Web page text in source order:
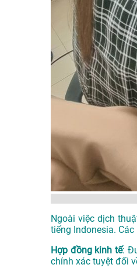
Ngoài việc dịch
tiếng Indonesia.
Hợp đồng kinh tế:
chính xác tuyệt đối